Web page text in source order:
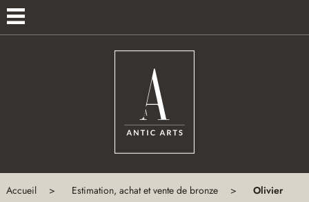
À
PROPOS
Accueil Estimation, achat et vente de bronze
Olivier